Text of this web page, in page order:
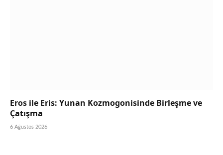
Eros ile Eris: Yunan Kozmogonisinde Birleşme ve
Çatışma
6 Ağustos 2026